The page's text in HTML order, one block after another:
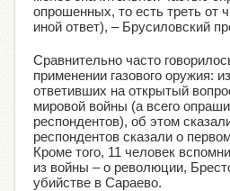
опрошенных, то есть треть от
иной ответ), – Брусиловский
Сравнительно часто
применении газового оружия:
ответивших на открытый
мировой войны (а всего
респондентов), об этом
респондентов сказали о
Кроме того, 11 человек
из войны – о революции,
убийстве в Сараево.